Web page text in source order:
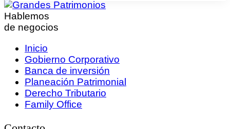
Hablemos
de negocios
Inicio
Gobierno Corporativo
Banca de inversión
Planeación Patrimonial
Derecho Tributario
Family Office